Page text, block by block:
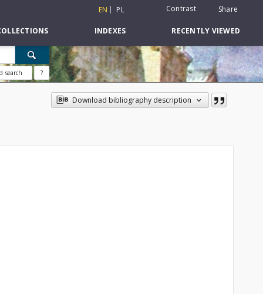
EN PL Contrast Share
INDEXES RECENTLY VIEWED
search ?
Download bibliography description